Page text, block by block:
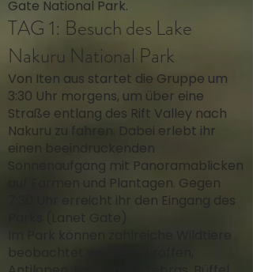
Gate National Park.
TAG 1: Besuch des Lake
Nakuru National Park
Von Iten aus startet die Gruppe um
3:30 Uhr morgens, um über eine
Straße entlang des Rift Valley nach
Nakuru zu fahren. Dabei erlebt ihr
einen beeindruckenden
Sonnenaufgang mit Panoramablicken
auf Farmen und Plantagen. Gegen
7:30 Uhr erreicht ihr den Eingang des
Parks (Lanet Gate).
Im Park können zahlreiche Wildtiere
beobachtet werden: Giraffen,